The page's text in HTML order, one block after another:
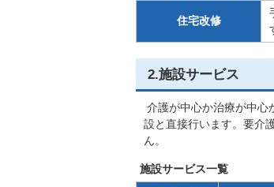
住宅改修
2.施設サービス
介護が中心か治療が中心
設と直接行います。要介
ん。
施設サービス一覧